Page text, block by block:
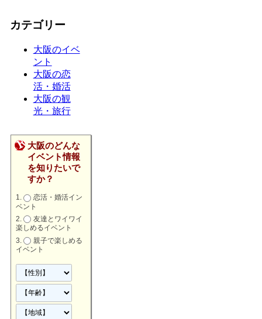
カテゴリー
大阪のイベ
ント
大阪の恋
活・婚活
大阪の観
光・旅行
大阪のどんな
イベント情報
を知りたいで
すか？
恋活・婚活イン
ベント
友達とワイワイ
楽しめるイベント
親子で楽しめる
イベント